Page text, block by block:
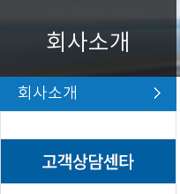
회사소개
회사소개